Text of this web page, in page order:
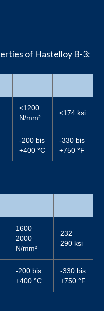
of Hastelloy B-3:
<1200
N/mm²
<174 ksi
-200 bis
+400°C
-330 bis
+750°F
1600 –
2000
N/mm²
232 –
290 ksi
-200 bis
+400°C
-330 bis
+750°F